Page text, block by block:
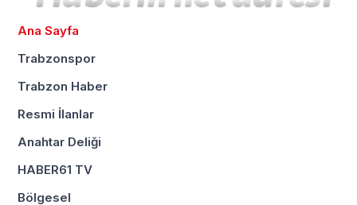
Ana Sayfa
Trabzonspor
Trabzon Haber
Resmi İlanlar
Anahtar Deliği
HABER61 TV
Bölgesel